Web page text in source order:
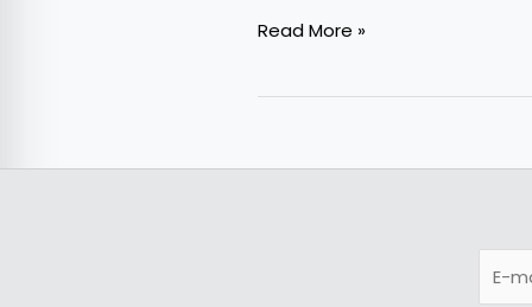
Read More »